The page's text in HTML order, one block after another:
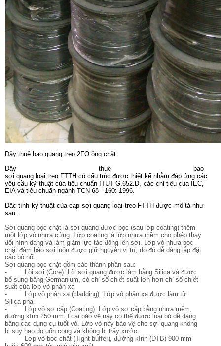
Dây thuê bao quang treo 2FO ống chặt
Dây thuê bao
sợi quang loại treo FTTH có cấu trúc được thiết kế nhằm đáp ứng các
yêu cầu kỹ thuật của tiêu chuẩn ITUT G.652.D, các chỉ tiêu của IEC,
EIA và tiêu chuẩn ngành TCN 68 - 160: 1996.
Đặc tính kỹ thuật của cáp sợi quang loại treo FTTH được mô tả như
sau:
Sợi quang bọc chặt là sợi quang được bọc (sau lớp coating) thêm
một lớp vỏ nhựa cứng. Lớp coating là lớp nhựa mềm cho phép thay
đổi hình dạng và làm giảm lực tác động lên sợi. Lớp vỏ nhựa bọc
chặt đảm bảo sợi luôn được giữ nguyên vị trí, do đó dễ dàng lắp đặt
các bộ nối.
Sợi quang bọc chặt gồm các thành phần sau:
- Lõi sợi (Core): Lõi sợi quang được làm bằng Silica và được
bổ sung bằng Germanium, có chỉ số chiết suất lớn hơn chỉ số chiết
suất của lớp vỏ phản xạ
- Lớp vỏ phản xạ (cladding): Lớp vỏ phản xạ được làm từ
Silica pha
- Lớp vỏ sơ cấp (Coating): Lớp vỏ sơ cấp bằng nhựa mềm,
đường kính 250 mm. Loại bảo vệ này có thể được loại bỏ dễ dàng
bằng các dụng cụ tuốt vỏ. Lớp vỏ này bảo vệ cho sợi quang không
bị suy hao do uốn cong và không bị trầy xước.
- Lớp vỏ bọc chặt (Tight buffer), đường kính (DTB) 900 mm